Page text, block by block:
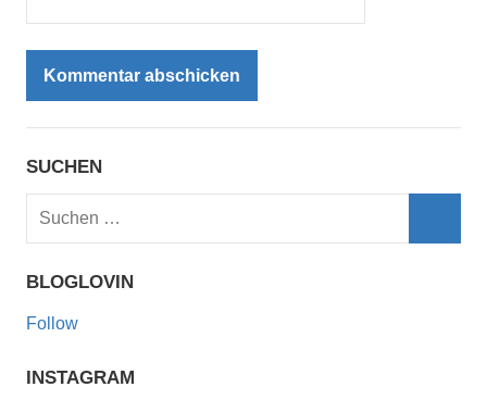
SUCHEN
Suchen
BLOGLOVIN
Follow
INSTAGRAM